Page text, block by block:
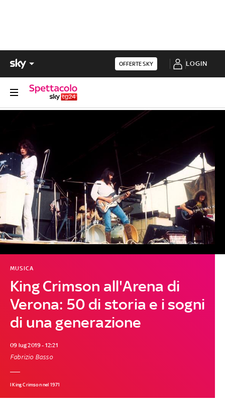
OFFERTE SKY LOGIN
King Crimson all'Arena di
Verona: 50 di storia e i sogni
di una generazione
MUSICA
09 lug 2019 - 12:21
Fabrizio Basso
I King Crimson nel 1971